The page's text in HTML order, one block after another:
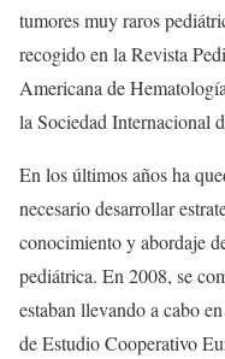
tumores muy raros
recogido en la Revista
Americana de
la Sociedad Internacional
En los últimos años ha
necesario desarrollar
conocimiento y abordaje
pediátrica. En 2008, se
estaban llevando a cabo
de Estudio Cooperativo